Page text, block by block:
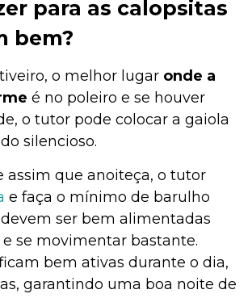
Alimentação
Adoção
Adestramento e Bem-estar
para as calopsitas
bem?
o melhor lugar onde a
é no poleiro e se houver
o tutor pode colocar a gaiola
silencioso.
assim que anoiteça, o tutor
e faça o mínimo de barulho
devem ser bem alimentadas
se movimentar bastante.
bem ativas durante o dia,
garantindo uma boa noite de